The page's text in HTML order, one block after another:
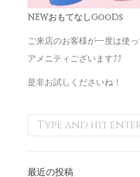
EQUIPMENT
ESTHETIC
MEMBERS
COUPON
NEWおもてなしGooDs
ご来店のお客様が一度は使
アメニティございます⤴︎⤴︎
是非お試しくださいね！
最近の投稿